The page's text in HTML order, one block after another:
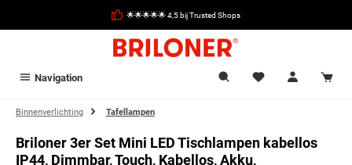
🌟🌟🌟🌟🌟 4,5 bij Trusted Shops
Navigation
Binnenverlichting Tafellampen
Briloner 3er Set Mini LED Tischlampen kabellos
IP44, Dimmbar, Touch, Kabellos, Akku,